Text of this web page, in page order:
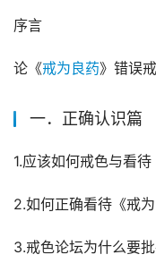
序言
论《戒为良药》错误
一．正确认识篇
1.应该如何戒色与看
2.如何正确看待《戒
3.戒色论坛为什么要